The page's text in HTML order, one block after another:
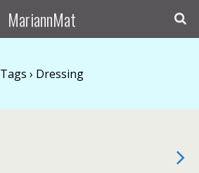
MariannMat
Tags › Dressing